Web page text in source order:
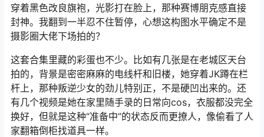
穿着黑色改良旗袍，光影打在脸上，那种赛博朋克感直接
封神。我翻到一半忍不住暂停，心想这构图水平确定不是
摄影圈大佬下场拍的？
这套合集里藏的彩蛋也不少。比如有几张是在老城区天台
拍的，背景是密密麻麻的电线杆和旧楼，她穿着JK蹲在栏
杆上，那种叛逆少女的劲儿特别正，不是硬凹出来的。还
有几个视频是她在家里随手录的日常向cos，衣服都没完全
换好，但就是这种“准备中”的状态反而更撩人，像偷看了人
家翻箱倒柜找道具一样。